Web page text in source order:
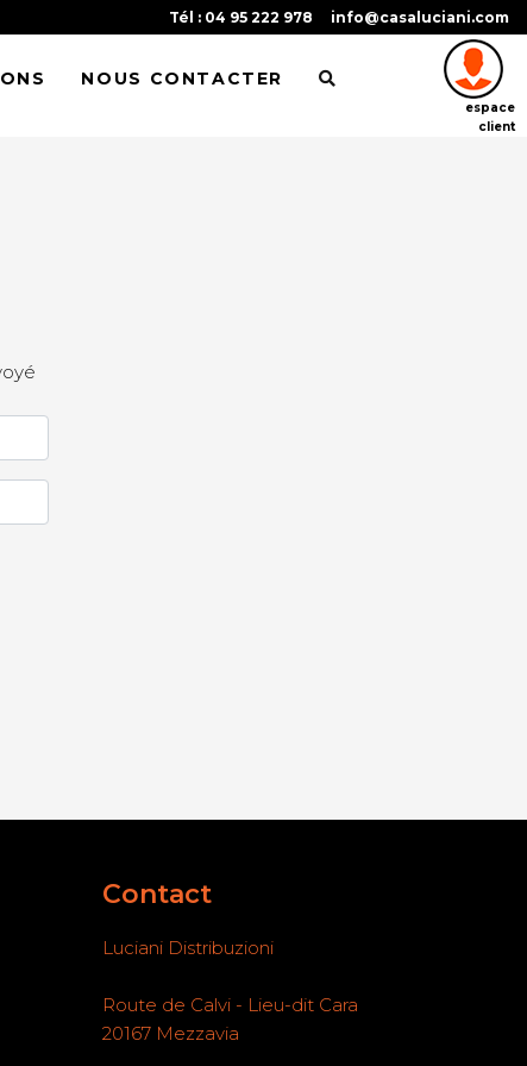
Tél : 04 95 222 978 info@casaluciani.com
NOUS CONTACTER
espace
client
Contact
Luciani Distribuzioni
Route de Calvi - Lieu-dit Cara
20167 Mezzavia